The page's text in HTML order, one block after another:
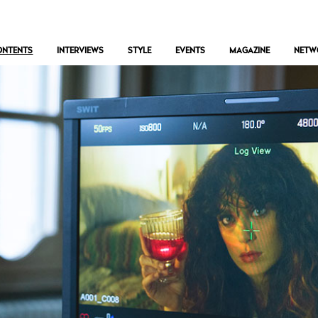
INTERVIEWS STYLE EVENTS MAGAZINE